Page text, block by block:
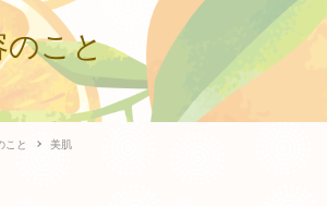
のこと
こと 美肌